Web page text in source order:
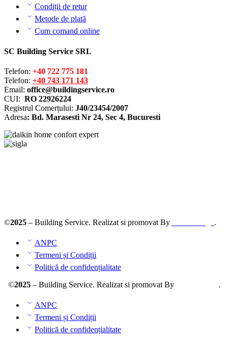
Condiții de retur
Metode de plată
Cum comand online
SC Building Service SRL
Telefon: +40 722 775 181
Telefon: +40 743 171 143
Email: office@buildingservice.ro
CUI: RO 22926224
Registrul Comerțului: J40/23454/2007
Adresa: Bd. Marasesti Nr 24, Sec 4, Bucuresti
©2025 – Building Service. Realizat si promovat By .
ANPC
Termeni și Condiții
Politică de confidențialitate
©2025– Building Service. Realizat si promovat By .
ANPC
Termeni și Condiții
Politică de confidențialitate